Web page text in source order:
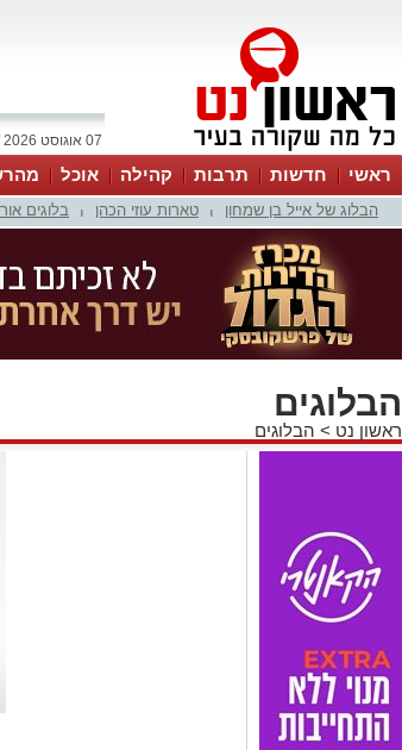
07 אוגוסט 2026 / 11:48
ראשי חדשות תרבות קהילה אוכל
הבלוג של אייל בן שמחון טארות עוזי הכהן בלוגים
הבלוגים
ראשון נט > הבלוגים